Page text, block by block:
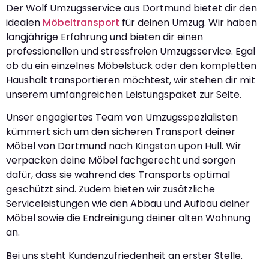
Der Wolf Umzugsservice aus Dortmund bietet dir den
idealen Möbeltransport für deinen Umzug. Wir haben
langjährige Erfahrung und bieten dir einen
professionellen und stressfreien Umzugsservice. Egal
ob du ein einzelnes Möbelstück oder den kompletten
Haushalt transportieren möchtest, wir stehen dir mit
unserem umfangreichen Leistungspaket zur Seite.
Unser engagiertes Team von Umzugsspezialisten
kümmert sich um den sicheren Transport deiner
Möbel von Dortmund nach Kingston upon Hull. Wir
verpacken deine Möbel fachgerecht und sorgen
dafür, dass sie während des Transports optimal
geschützt sind. Zudem bieten wir zusätzliche
Serviceleistungen wie den Abbau und Aufbau deiner
Möbel sowie die Endreinigung deiner alten Wohnung
an.
Bei uns steht Kundenzufriedenheit an erster Stelle.